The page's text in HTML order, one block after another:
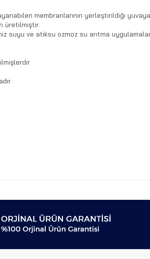
membranlarının yerleştirildiği yuvaya
üretilmiştir.
suyu ve atıksu ozmoz su arıtma